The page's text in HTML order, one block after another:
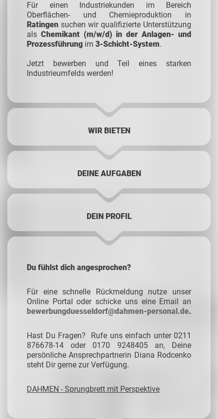
Für einen Industriekunden im Bereich
Oberflächen- und Chemieproduktion in
Ratingen suchen wir qualifizierte Unterstützung
als Chemikant (m/w/d) in der Anlagen- und
Prozessführung im 3-Schicht-System.
Jetzt bewerben und Teil eines starken
Industrieumfelds werden!
WIR BIETEN
DEINE AUFGABEN
DEIN PROFIL
Du fühlst dich angesprochen?
Für eine schnelle Rückmeldung nutze unser
Online Portal oder schicke uns eine Email an
bewerbungduesseldorf@dahmen-personal.de.
Hast Du Fragen? Rufe uns einfach unter 0211
876678-14 oder 0170 9248405 an, Deine
persönliche Ansprechpartnerin Diana Rodcenko
steht Dir gerne zur Verfügung.
DAHMEN - Sprungbrett mit Perspektive